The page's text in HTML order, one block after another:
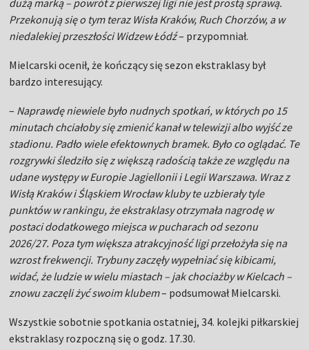
dużą marką – powrót z pierwszej ligi nie jest prostą sprawą.
Przekonują się o tym teraz Wisła Kraków, Ruch Chorzów, a w
niedalekiej przeszłości Widzew Łódź– przypomniał.
Mielcarski ocenił, że kończący się sezon ekstraklasy był
bardzo interesujący.
– Naprawdę niewiele było nudnych spotkań, w których po 15
minutach chciałoby się zmienić kanał w telewizji albo wyjść ze
stadionu. Padło wiele efektownych bramek. Było co oglądać. Te
rozgrywki śledziło się z większą radością także ze względu na
udane występy w Europie Jagiellonii i Legii Warszawa. Wraz z
Wisłą Kraków i Śląskiem Wrocław kluby te uzbierały tyle
punktów w rankingu, że ekstraklasy otrzymała nagrodę w
postaci dodatkowego miejsca w pucharach od sezonu
2026/27. Poza tym większa atrakcyjność ligi przełożyła się na
wzrost frekwencji. Trybuny zaczęły wypełniać się kibicami,
widać, że ludzie w wielu miastach – jak chociażby w Kielcach –
znowu zaczęli żyć swoim klubem– podsumował Mielcarski.
Wszystkie sobotnie spotkania ostatniej, 34. kolejki piłkarskiej
ekstraklasy rozpoczną się o godz. 17.30.